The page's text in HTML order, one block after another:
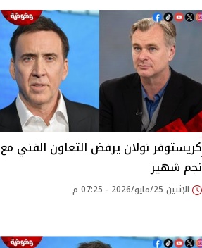
كريستوفر نولان يرفض التعاون الفني مع
نجم شهير
الإثنين 25/مايو/2026 - 07:25 م